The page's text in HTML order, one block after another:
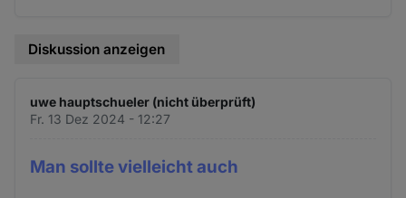
Diskussion anzeigen
uwe hauptschueler (nicht überprüft)
Fr. 13 Dez 2024 - 12:27
Man sollte vielleicht auch